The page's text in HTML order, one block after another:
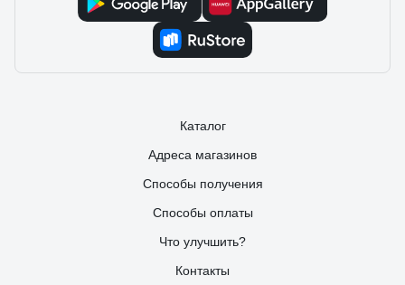
Каталог
Адреса магазинов
Способы получения
Способы оплаты
Что улучшить?
Контакты